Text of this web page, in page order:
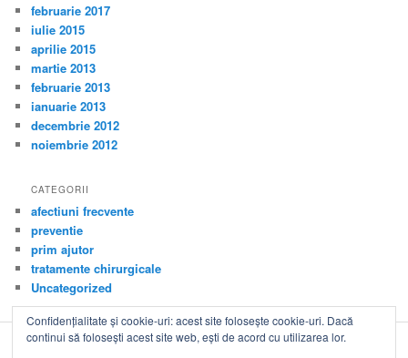
februarie 2017
iulie 2015
aprilie 2015
martie 2013
februarie 2013
ianuarie 2013
decembrie 2012
noiembrie 2012
CATEGORII
afectiuni frecvente
preventie
prim ajutor
tratamente chirurgicale
Uncategorized
Confidențialitate și cookie-uri: acest site folosește cookie-uri. Dacă
continui să folosești acest site web, ești de acord cu utilizarea lor.